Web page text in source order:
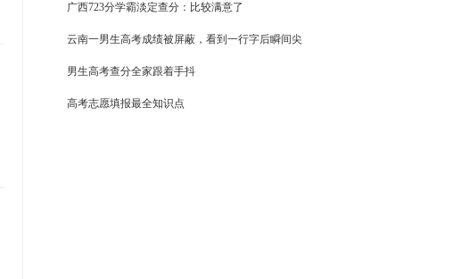
广西723分学霸淡定查分：比较满意了
云南一男生高考成绩被屏蔽，看到一行字后瞬间尖
男生高考查分全家跟着手抖
高考志愿填报最全知识点